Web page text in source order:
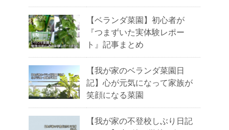
【ベランダ菜園】初心者が
『つまずいた実体験レポー
ト』記事まとめ
【我が家のベランダ菜園日
記】心が元気になって家族が
笑顔になる菜園
【我が家の不登校しぶり日記